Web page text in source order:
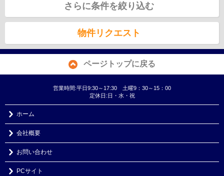
さらに条件を絞り込む
物件リクエスト
ページトップに戻る
営業時間:平日9:30～17:30 土曜9：30～15：00
定休日:日・水・祝
ホーム
会社概要
お問い合わせ
PCサイト